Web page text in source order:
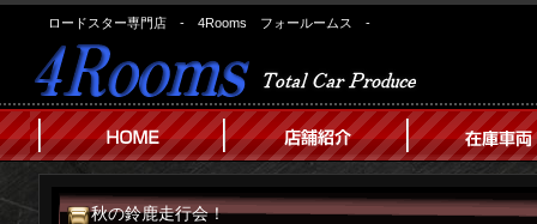
ロードスター専門店 - 4Rooms フォールームス -
秋の鈴鹿走行会！